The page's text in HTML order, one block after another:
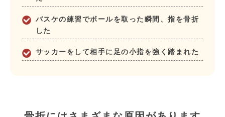
バスケの練習でボールを取った瞬間、指を骨折
した
サッカーをして相手に足の小指を強く踏まれた